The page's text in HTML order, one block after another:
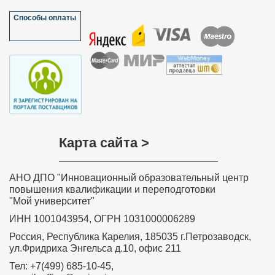
Мазулёва Ольга Ивановна, учитель
математики МОУ “Петропавловская
основная общеобразовательная школа”
Краснозерского района Новосибирской
области
Хочу выразить слова благодарности всем, кто
необходимы в повседневной преподавательской
Вашем курсе, будет очень полезна в моей
сказать, что все знания и теоретические навыки,
представленные в этом курсе, будут применяться
мной на практике в полном объеме. Я буду рада
принять участие в новых курсах, которые вы будете
Забелина Ирина Рашитовна,
преподаватель профессиональной
подготовки – профессионального
обучения рабочих и служащих по
Способы оплаты
Карта сайта >
АНО ДПО "Инновационный образовательный центр
повышения квалификации и переподготовки
"Мой университет"
ИНН 1001043954, ОГРН 1031000006289
Россия, Республика Карелия, 185035 г.Петрозаводск,
ул.Фридриха Энгельса д.10, офис 211
Тел: +7(499) 685-10-45,